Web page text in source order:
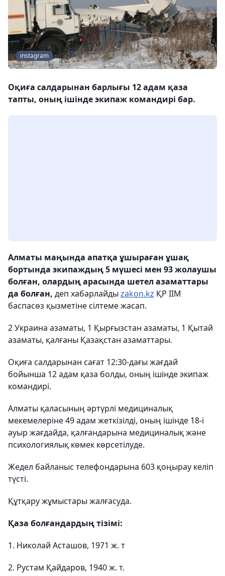
instagram
Оқиға салдарынан барлығы 12 адам қаза
тапты, оның ішінде экипаж командирі бар.
Алматы маңында апатқа ұшыраған ұшақ
бортында экипаждың 5 мүшесі мен 93 жолаушы
болған, олардың арасында шетел азаматтары
да болған, деп хабарлайды zakon.kz ҚР ІІМ
баспасөз қызметіне сілтеме жасап.
2 Украина азаматы, 1 Қырғызстан азаматы, 1 Қытай
азаматы, қалғаны Қазақстан азаматтары.
Оқиға салдарынан сағат 12:30-дағы жағдай
бойынша 12 адам қаза болды, оның ішінде экипаж
командирі.
Алматы қаласының әртүрлі медициналық
мекемелеріне 49 адам жеткізілді, оның ішінде 18-і
ауыр жағдайда, қалғандарына медициналық және
психологиялық көмек көрсетілуде.
Жедел байланыс телефондарына 603 қоңырау келіп
түсті.
Құтқару жұмыстары жалғасуда.
Қаза болғандардың тізімі:
1. Николай Асташов, 1971 ж. т
2. Рустам Қайдаров, 1940 ж. т.